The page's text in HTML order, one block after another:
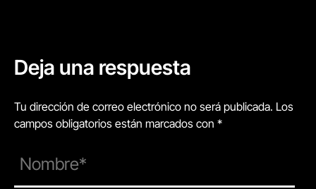
Deja una respuesta
Tu dirección de correo electrónico no será publicada. Los
campos obligatorios están marcados con *